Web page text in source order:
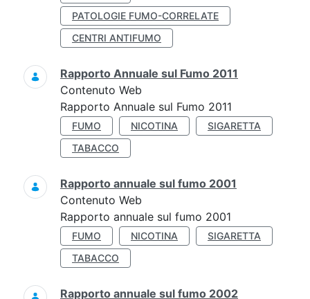
PATOLOGIE FUMO-CORRELATE
CENTRI ANTIFUMO
Rapporto Annuale sul Fumo 2011
Contenuto Web
Rapporto Annuale sul Fumo 2011
FUMO NICOTINA
SIGARETTA
TABACCO
Rapporto annuale sul fumo 2001
Contenuto Web
Rapporto annuale sul fumo 2001
FUMO NICOTINA
SIGARETTA
TABACCO
Rapporto annuale sul fumo 2002